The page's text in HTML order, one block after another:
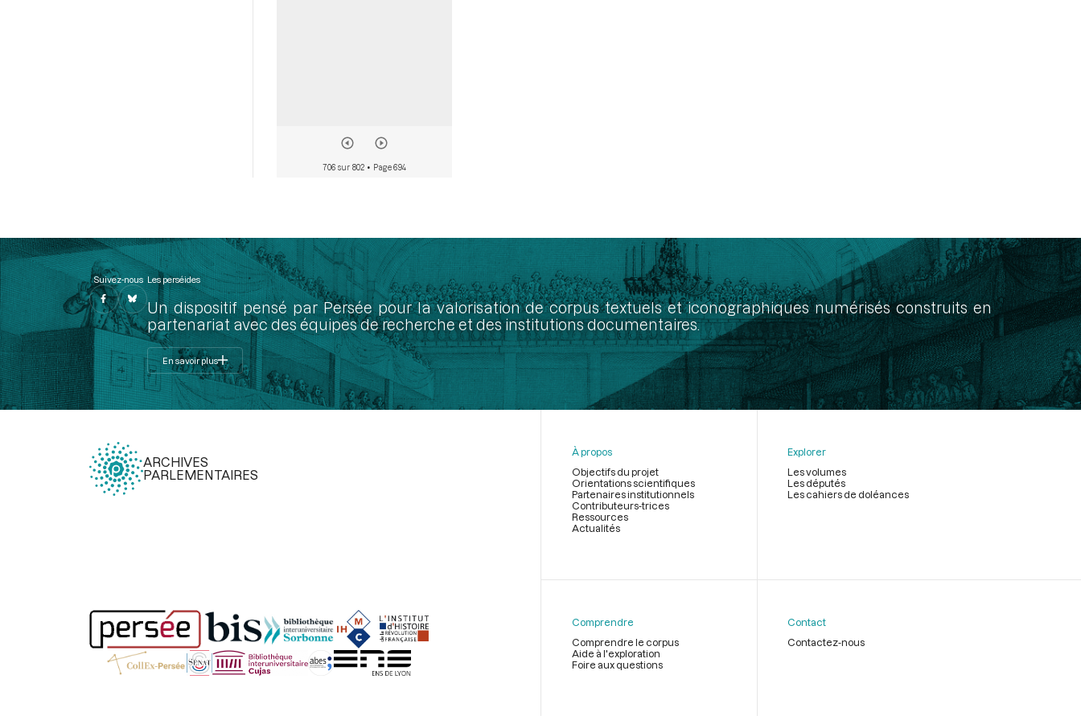
706 sur 802 • Page 694
Suivez-nous Les perséides
Un dispositif pensé par Persée pour la valorisation de corpus textuels et iconographiques numérisés construits en
partenariat avec des équipes de recherche et des institutions documentaires.
En savoir plus
ARCHIVES
PARLEMENTAIRES
page
À propos
Objectifs du projet
Orientations scientifiques
Partenaires institutionnels
Contributeurs-trices
Ressources
Actualités
Explorer
Les volumes
Les députés
Les cahiers de doléances
Comprendre
Comprendre le corpus
Aide à l'exploration
Foire aux questions
Contact
Contactez-nous